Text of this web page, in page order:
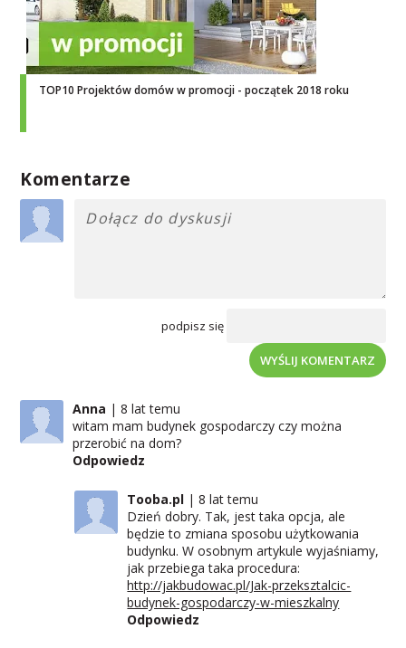
TOP10 Projektów domów w promocji - początek 2018 roku
Komentarze
podpisz się
WYŚLIJ KOMENTARZ
Anna
8 lat temu
witam mam budynek gospodarczy czy można
przerobić na dom?
Odpowiedz
Tooba.pl
8 lat temu
Dzień dobry. Tak, jest taka opcja, ale
będzie to zmiana sposobu użytkowania
budynku. W osobnym artykule wyjaśniamy,
jak przebiega taka procedura:
http://jakbudowac.pl/Jak-przeksztalcic-
budynek-gospodarczy-w-mieszkalny
Odpowiedz